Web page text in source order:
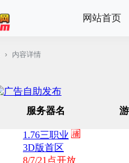
网站首页
› 内容详情